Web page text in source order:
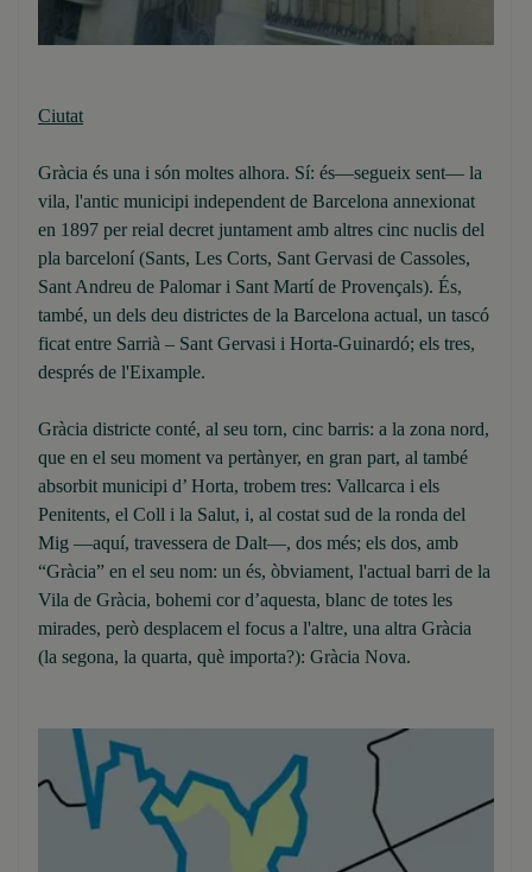
Ciutat
Gràcia és una i són moltes alhora. Sí: és—segueix sent— la
vila, l'antic municipi independent de Barcelona annexionat
en 1897 per reial decret juntament amb altres cinc nuclis del
pla barceloní (Sants, Les Corts, Sant Gervasi de Cassoles,
Sant Andreu de Palomar i Sant Martí de Provençals). És,
també, un dels deu districtes de la Barcelona actual, un tascó
ficat entre Sarrià – Sant Gervasi i Horta-Guinardó; els tres,
després de l'Eixample.
Gràcia districte conté, al seu torn, cinc barris: a la zona nord,
que en el seu moment va pertànyer, en gran part, al també
absorbit municipi d’ Horta, trobem tres: Vallcarca i els
Penitents, el Coll i la Salut, i, al costat sud de la ronda del
Mig —aquí, travessera de Dalt—, dos més; els dos, amb
“Gràcia” en el seu nom: un és, òbviament, l'actual barri de la
Vila de Gràcia, bohemi cor d’aquesta, blanc de totes les
mirades, però desplacem el focus a l'altre, una altra Gràcia
(la segona, la quarta, què importa?): Gràcia Nova.